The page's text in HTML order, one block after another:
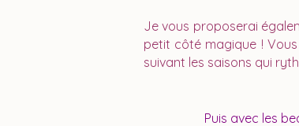
Je vous proposerai
petit côté magique !
suivant les saisons qui
Puis avec les